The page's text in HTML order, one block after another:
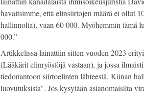
havaitsimme, että elinsiirtojen määrä ei ollut
hallinnolta), vaan 60 000. Myöhemmin tämä
000.”
Artikkelissa lainattiin sitten vuoden 2023
(Lääkärit elinryöstöjä vastaan), ja jossa
tiedonantoon siirtoelinten lähteestä. Kiinan
luovutuksista". Jos kysytään asianomaisilta